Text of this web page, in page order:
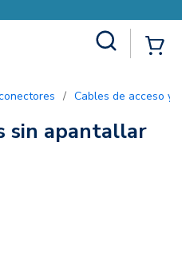
/ Cables de acceso y
sin apantallar